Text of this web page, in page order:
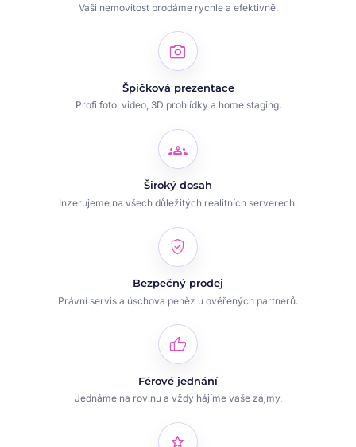
Vaši nemovitost prodáme rychle a efektivně.
photo_camera
Špičková prezentace
Profi foto, video, 3D prohlídky a home staging.
groups
Široký dosah
Inzerujeme na všech důležitých realitních serverech.
verified_user
Bezpečný prodej
Právní servis a úschova peněz u ověřených partnerů.
thumb_up
Férové jednání
Jednáme na rovinu a vždy hájíme vaše zájmy.